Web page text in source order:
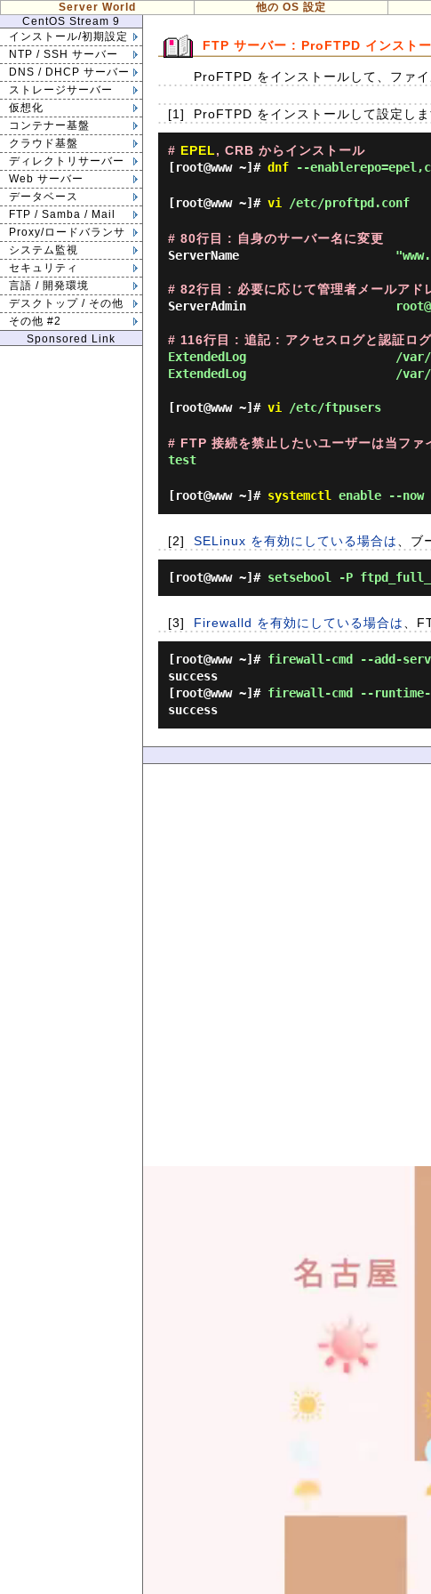
Server World 他の OS 設定
CentOS Stream 9
インストール/初期設定
NTP / SSH サーバー
DNS / DHCP サーバー
ストレージサーバー
仮想化
コンテナー基盤
クラウド基盤
ディレクトリサーバー
Web サーバー
データベース
FTP / Samba / Mail
Proxy/ロードバランサ
システム監視
セキュリティ
言語 / 開発環境
デスクトップ / その他
その他 #2
Sponsored Link
FTP サーバー : ProFTPD インスト
ProFTPD をインストールして、ファ
[1] ProFTPD をインストールして設定しま
# EPEL, CRB からインストール
[root@www ~]# dnf --
[root@www ~]# vi /etc/proftpd.conf
# 80行目 : 自身のサーバー名に変更
ServerName
# 82行目 : 必要に応じて管理者メールアド
ServerAdmin
# 116行目 : 追記 : アクセスログと認証ロ
ExtendedLog                     /var/
ExtendedLog                     /var/
[root@www ~]# vi /etc/ftpusers
# FTP 接続を禁止したいユーザーは当ファ
test
[root@www ~]# systemctl enable --now
[2] SELinux を有効にしている場合は 、
[root@www ~]# setsebool -P
[3] Firewalld を有効にしている場合は 、
[root@www ~]# firewall-cmd --add-
success
[root@www ~]# firewall-cmd --runtime-
success